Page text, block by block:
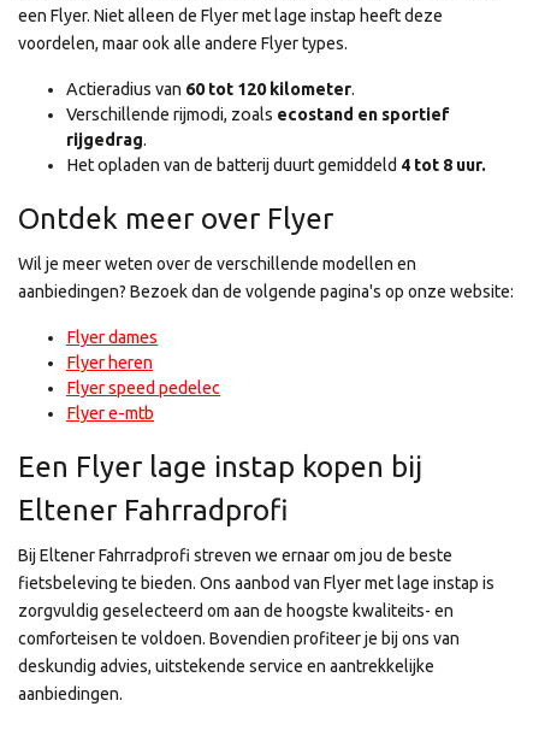
een Flyer. Niet alleen de Flyer met lage instap heeft deze
voordelen, maar ook alle andere Flyer types.
Actieradius van 60 tot 120 kilometer.
Verschillende rijmodi, zoals ecostand en sportief
rijgedrag.
Het opladen van de batterij duurt gemiddeld 4 tot 8 uur.
Ontdek meer over Flyer
Wil je meer weten over de verschillende modellen en
aanbiedingen? Bezoek dan de volgende pagina's op onze website:
Flyer dames
Flyer heren
Flyer speed pedelec
Flyer e-mtb
Een Flyer lage instap kopen bij
Eltener Fahrradprofi
Bij Eltener Fahrradprofi streven we ernaar om jou de beste
fietsbeleving te bieden. Ons aanbod van Flyer met lage instap is
zorgvuldig geselecteerd om aan de hoogste kwaliteits- en
comforteisen te voldoen. Bovendien profiteer je bij ons van
deskundig advies, uitstekende service en aantrekkelijke
aanbiedingen.